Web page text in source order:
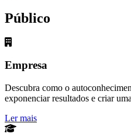
Público
Empresa
Descubra como o
exponenciar resultados e criar
Ler mais